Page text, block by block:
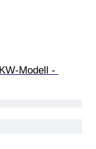
Modell -